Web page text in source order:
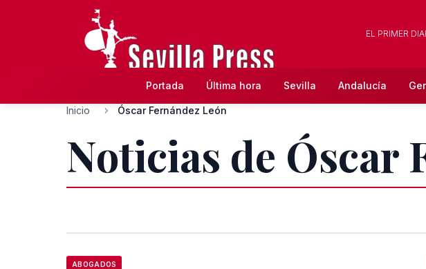
EL PRIMER
Portada Última hora Sevilla Andalucía
Inicio Óscar Fernández León
Noticias de Óscar
ABOGADOS